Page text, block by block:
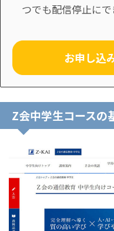
つでも配信停止に
お申し込
Z会中学生コースの